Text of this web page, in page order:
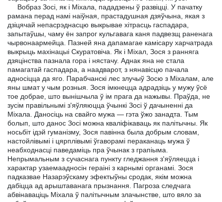
Вобраз Зосi, як i Мiхала, пададзены ў развiццi. У пачатку
рамана перад намi наiўная, прастадушная дзяўчына, якая з
дзiцячай непасрэднасцю выкрывае хiтрасць гаспадара,
запытаўшы, чаму ён запрог кульгавага каня падвезщ раненага
чырвонаармейца. Пазней яна дапамагае камiсару харчатрада
выкрыць махiнацыi Скуратовiча. Як i Мiхал, Зося з ранняга
дзяцiнства пазнала гора i нястачу. Аднак яна не стала
памагатай гаспадара, а наадварот, з нянавiсцю пачала
адносiцца да яго. Парабчанскi лес злучыў Зосю з Мiхалам, але
яны шмат у чым розныя. Зося iмкнецца адрадзiць у мужу ўсё
тое добрае, што вынiшчыла ў iм прага да нажывы. Праўда, не
зусiм правiльнымi з'яўляюцца ўчынкi Зосi ў дачыненнi да
Мiхала. Даносiць на свайго мужа — гэта ўжо занадта. Тым
болып, што данос Зосi можна квалiфiкаваць як палiтычны. Як
носьбiт iдэй гуманiзму, Зося павiнна была добрым словам,
настойлiвымi i цярплiвымi ўгаворамi пераканаць мужа ў
неабходнасцi паведамiць пра ўчынак з грапiыма.
Непрымальным з сучаснага пункту гледжання з'яўляецца i
характар узаемаадносiн гераiнi з карнымi органамi. Зося
падказвае Назарэўскаму эфектыўны сродак, якiм можна
дабiцца ад арыштаванага прызнання. Пагроза следчага
абвiнавацiць Мiхала ў палiтычным злачынстве, што вяло за